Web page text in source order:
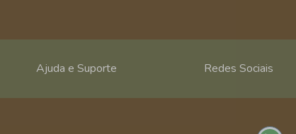
Ajuda e Suporte Redes Sociais